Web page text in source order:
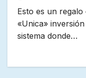
Esto es un
«Unica»
sistema donde…